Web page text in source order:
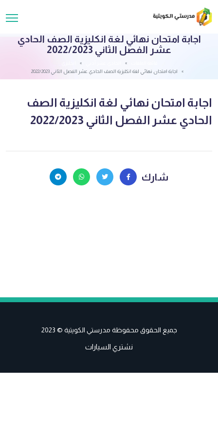
اجابة امتحان نهائي لغة انكليزية الصف الحادي
عشر الفصل الثاني 2022/2023
اجابة امتحان نهائي لغة انكليزية الصف الحادي عشر الفصل الثاني 2022/2023
اجابة امتحان نهائي لغة انكليزية الصف
الحادي عشر الفصل الثاني 2022/2023
شارك
جميع الحقوق محفوظة مدرستي الكويتية © 2023
نشتري السيارات